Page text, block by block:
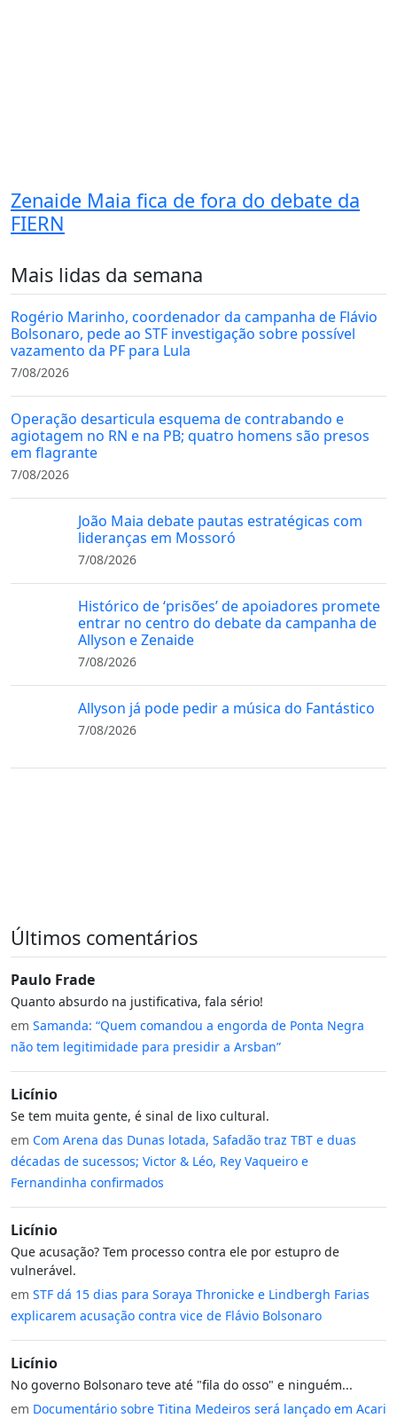
Zenaide Maia fica de fora do debate da
FIERN
Mais lidas da semana
Rogério Marinho, coordenador da campanha de Flávio
Bolsonaro, pede ao STF investigação sobre possível
vazamento da PF para Lula
7/08/2026
Operação desarticula esquema de contrabando e
agiotagem no RN e na PB; quatro homens são presos
em flagrante
7/08/2026
João Maia debate pautas estratégicas com
lideranças em Mossoró
7/08/2026
Histórico de ‘prisões’ de apoiadores promete
entrar no centro do debate da campanha de
Allyson e Zenaide
7/08/2026
Allyson já pode pedir a música do Fantástico
7/08/2026
Últimos comentários
Paulo Frade
Quanto absurdo na justificativa, fala sério!
em Samanda: “Quem comandou a engorda de Ponta Negra
não tem legitimidade para presidir a Arsban”
Licínio
Se tem muita gente, é sinal de lixo cultural.
em Com Arena das Dunas lotada, Safadão traz TBT e duas
décadas de sucessos; Victor & Léo, Rey Vaqueiro e
Fernandinha confirmados
Licínio
Que acusação? Tem processo contra ele por estupro de
vulnerável.
em STF dá 15 dias para Soraya Thronicke e Lindbergh Farias
explicarem acusação contra vice de Flávio Bolsonaro
Licínio
No governo Bolsonaro teve até "fila do osso" e ninguém...
em Documentário sobre Titina Medeiros será lançado em Acari